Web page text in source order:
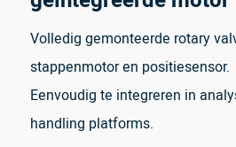
Volledig gemonteerde rotary
stappenmotor en positiesensor.
Eenvoudig te integreren in
handling platforms.